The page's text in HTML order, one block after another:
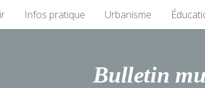
Infos pratique Urbanisme
Bulletin